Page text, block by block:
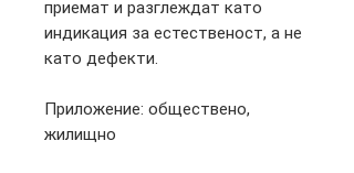
приемат и разглеждат като
индикация за естественост, а не
като дефекти.
Приложение: обществено,
жилищно